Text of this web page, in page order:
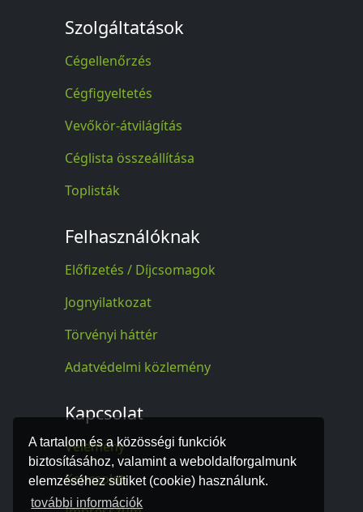
A tartalom és a közösségi funkciók
biztosításához, valamint a weboldalforgalmunk
elemzéséhez sütiket (cookie) használunk.
további információk
Szolgáltatások
Cégellenőrzés
Cégfigyeltetés
Vevőkör-átvilágítás
Céglista összeállítása
Toplisták
Felhasználóknak
Előfizetés / Díjcsomagok
Jognyilatkozat
Törvényi háttér
Adatvédelmi közlemény
Kapcsolat
Vélemény
Kapcsolat